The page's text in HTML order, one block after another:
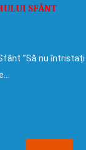
SFÂNT
”Să nu